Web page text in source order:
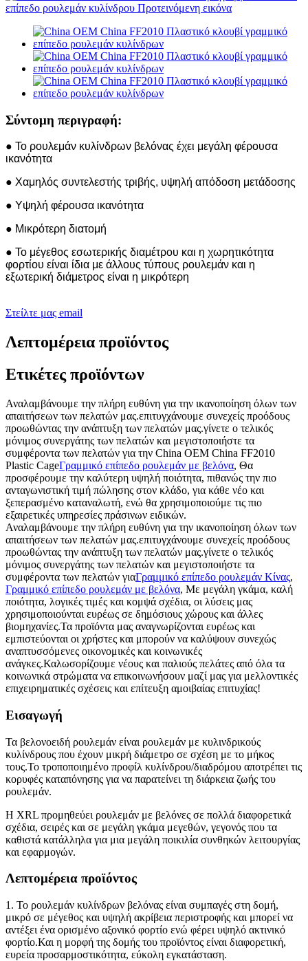
Σύντομη περιγραφή:
● Το ρουλεμάν κυλίνδρων βελόνας έχει μεγάλη φέρουσα
ικανότητα
● Χαμηλός συντελεστής τριβής, υψηλή απόδοση μετάδοσης
● Υψηλή φέρουσα ικανότητα
● Μικρότερη διατομή
● Το μέγεθος εσωτερικής διαμέτρου και η χωρητικότητα
φορτίου είναι ίδια με άλλους τύπους ρουλεμάν και η
εξωτερική διάμετρος είναι η μικρότερη
Στείλτε μας email
Λεπτομέρεια προϊόντος
Ετικέτες προϊόντων
Αναλαμβάνουμε την πλήρη ευθύνη για την ικανοποίηση όλων των
απαιτήσεων των πελατών μας.επιτυγχάνουμε συνεχείς προόδους
προωθώντας την ανάπτυξη των πελατών μας.γίνετε ο τελικός
μόνιμος συνεργάτης των πελατών και μεγιστοποιήστε τα
συμφέροντα των πελατών για την China OEM China FF2010
Plastic CageΓραμμικό επίπεδο ρουλεμάν με βελόνα, Θα
προσφέρουμε την καλύτερη υψηλή ποιότητα, πιθανώς την πιο
ανταγωνιστική τιμή πώλησης στον κλάδο, για κάθε νέο και
ξεπερασμένο καταναλωτή, ενώ θα χρησιμοποιούμε τις πιο
εξαιρετικές υπηρεσίες πράσινων ειδικών.
Αναλαμβάνουμε την πλήρη ευθύνη για την ικανοποίηση όλων των
απαιτήσεων των πελατών μας.επιτυγχάνουμε συνεχείς προόδους
προωθώντας την ανάπτυξη των πελατών μας.γίνετε ο τελικός
μόνιμος συνεργάτης των πελατών και μεγιστοποιήστε τα
συμφέροντα των πελατών γιαΓραμμικό επίπεδο ρουλεμάν Κίνας,
Γραμμικό επίπεδο ρουλεμάν με βελόνα, Με μεγάλη γκάμα, καλή
ποιότητα, λογικές τιμές και κομψά σχέδια, οι λύσεις μας
χρησιμοποιούνται ευρέως σε δημόσιους χώρους και άλλες
βιομηχανίες.Τα προϊόντα μας αναγνωρίζονται ευρέως και
εμπιστεύονται οι χρήστες και μπορούν να καλύψουν συνεχώς
αναπτυσσόμενες οικονομικές και κοινωνικές
ανάγκες.Καλωσορίζουμε νέους και παλιούς πελάτες από όλα τα
κοινωνικά στρώματα να επικοινωνήσουν μαζί μας για μελλοντικές
επιχειρηματικές σχέσεις και επίτευξη αμοιβαίας επιτυχίας!
Εισαγωγή
Τα βελονοειδή ρουλεμάν είναι ρουλεμάν με κυλινδρικούς
κυλίνδρους που έχουν μικρή διάμετρο σε σχέση με το μήκος
τους.Το τροποποιημένο προφίλ κυλίνδρου/διαδρόμου αποτρέπει τις
κορυφές καταπόνησης για να παρατείνει τη διάρκεια ζωής του
ρουλεμάν.
Η XRL προμηθεύει ρουλεμάν με βελόνες σε πολλά διαφορετικά
σχέδια, σειρές και σε μεγάλη γκάμα μεγεθών, γεγονός που τα
καθιστά κατάλληλα για μια μεγάλη ποικιλία συνθηκών λειτουργίας
και εφαρμογών.
Λεπτομέρεια προϊόντος
1. Το ρουλεμάν κυλίνδρων βελόνας είναι συμπαγές στη δομή,
μικρό σε μέγεθος και υψηλή ακρίβεια περιστροφής και μπορεί να
αντέξει ένα ορισμένο αξονικό φορτίο ενώ φέρει υψηλό ακτινικό
φορτίο.Και η μορφή της δομής του προϊόντος είναι διαφορετική,
ευρεία προσαρμοστικότητα, εύκολη εγκατάσταση.